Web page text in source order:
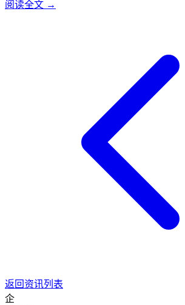
正加速推进聚变事业工程化、商业化应用。
阅读全文 →
返回资讯列表
企